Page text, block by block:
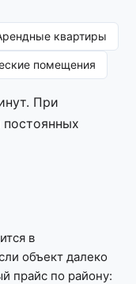
квартиры
помещения
При
постоянных
в
объект далеко
прайс по району: